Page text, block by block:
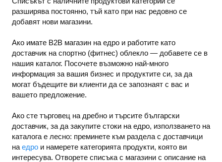
разширява постоянно, тъй като при нас редовно се
добавят нови магазини.
Ако имате B2B магазин на едро и работите като
доставчик на спортно (фитнес) облекло — добавете се в
нашия каталог. Посочете възможно най-много
информация за вашия бизнес и продуктите си, за да
могат бъдещите ви клиенти да се запознаят с вас и
вашето предложение.
Ако сте търговец на дребно и търсите български
доставчик, за да закупите стоки на едро, използването на
каталога е лесно: преминете към раздела с доставчици
на едро и намерете категорията продукти, която ви
интересува. Отворете списъка с магазини с описание на